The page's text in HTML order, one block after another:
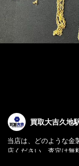
買取大吉久地
当店は、どのような金
店ください。査定は無